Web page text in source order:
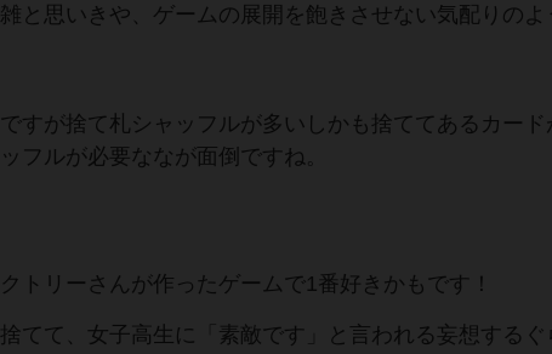
と思いきや、ゲームの展開を飽きさせない気配りのよ
すが捨て札シャッフルが多いしかも捨ててあるカード
フルが必要ななが面倒ですね。
トリーさんが作ったゲームで1番好きかもです！
てて、女子高生に「素敵です」と言われる妄想するぐ